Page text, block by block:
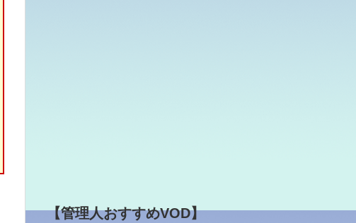
【管理人おすすめVOD】